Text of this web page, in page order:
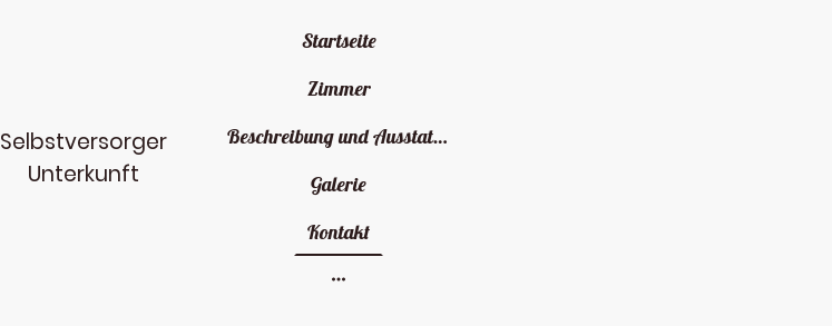
Selbstversorger
Unterkunft
Startseite
Zimmer
Beschreibung und Ausstattung
Galerie
Kontakt